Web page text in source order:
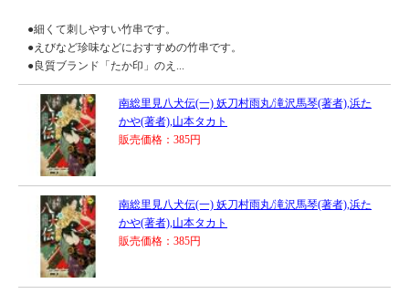
●細くて刺しやすい竹串です。
●えびなど珍味などにおすすめの竹串です。
●良質ブランド「たか印」のえ...
南総里見八犬伝(一) 妖刀村雨丸/滝沢馬琴(著者),浜た
かや(著者),山本タカト
販売価格：385円
南総里見八犬伝(一) 妖刀村雨丸/滝沢馬琴(著者),浜た
かや(著者),山本タカト
販売価格：385円